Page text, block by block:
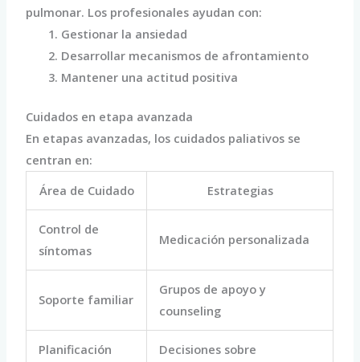
pulmonar. Los profesionales ayudan con:
Gestionar la ansiedad
Desarrollar mecanismos de afrontamiento
Mantener una actitud positiva
Cuidados en etapa avanzada
En etapas avanzadas, los cuidados paliativos se
centran en:
Área de Cuidado
Estrategias
Control de
síntomas
Medicación personalizada
Soporte familiar
Grupos de apoyo y
counseling
Planificación
Decisiones sobre